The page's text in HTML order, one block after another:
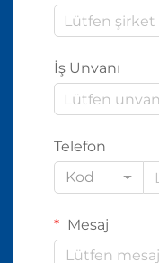
İş Unvanı
Telefon
Kod
Mesaj